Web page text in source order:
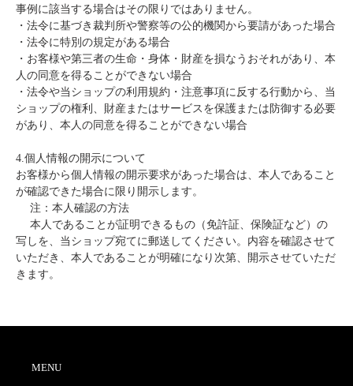
事例に該当する場合はその限りではありません。
・法令に基づき裁判所や警察等の公的機関から要請があった場合
・法令に特別の規定がある場合
・お客様や第三者の生命・身体・財産を損なうおそれがあり、本
人の同意を得ることができない場合
・法令や当ショップの利用規約・注意事項に反する行動から、当
ショップの権利、財産またはサービスを保護または防御する必要
があり、本人の同意を得ることができない場合
4.個人情報の開示について
お客様から個人情報の開示要求があった場合は、本人であること
が確認できた場合に限り開示します。
注：本人確認の方法
本人であることが証明できるもの（免許証、保険証など）の
写しを、当ショップ宛てに郵送してください。 内容を確認させて
いただき、本人であることが明確になり次第、開示させていただ
きます。
MENU